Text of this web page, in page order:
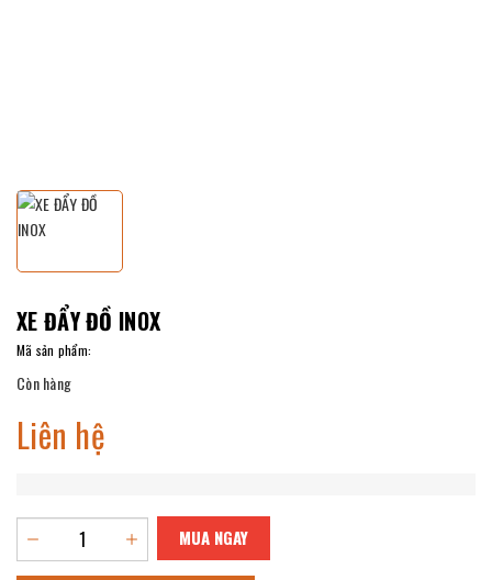
XE ĐẨY ĐỒ INOX
Mã sản phẩm:
Còn hàng
Liên hệ
MUA NGAY